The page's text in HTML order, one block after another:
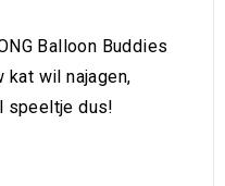
Balloon Buddies
wil najagen,
speeltje dus!